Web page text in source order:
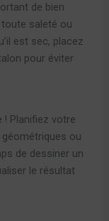
de bien
toute saleté ou
est sec, placez
pour éviter
! Planifiez votre
ou
de dessiner un
le résultat